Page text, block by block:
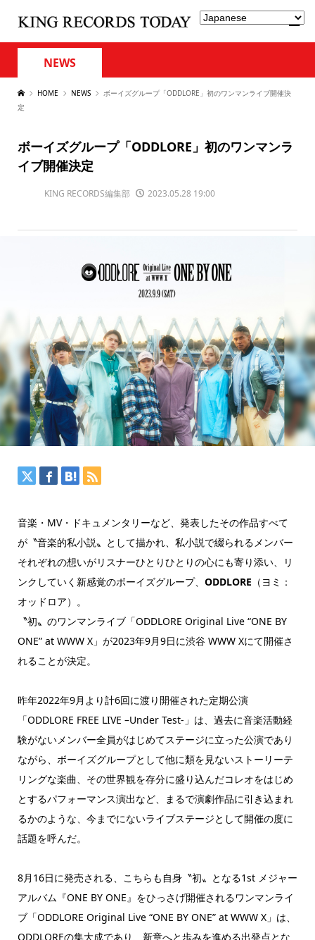
NEWS
HOME NEWS
ボーイズグループ「ODDLORE」初のワンマンライブ開催決
定
ボーイズグループ「ODDLORE」初のワンマンラ
イブ開催決定
KING RECORDS編集部 2023.05.28 19:00
音楽・MV・ドキュメンタリーなど、発表したその作品すべて
が〝音楽的私小説〟として描かれ、私小説で綴られるメンバー
それぞれの想いがリスナーひとりひとりの心にも寄り添い、リ
ンクしていく新感覚のボーイズグループ、 ODDLORE （ヨミ：
オッドロア）。
〝初〟のワンマンライブ「ODDLORE Original Live “ONE BY
ONE” at WWW X」が2023年9月9日に渋谷 WWW Xにて開催さ
れることが決定。
昨年2022年9月より計6回に渡り開催された定期公演
「ODDLORE FREE LIVE –Under Test-」は、過去に音楽活動経
験がないメンバー全員がはじめてステージに立った公演であり
ながら、ボーイズグループとして他に類を見ないストーリーテ
リングな楽曲、その世界観を存分に盛り込んだコレオをはじめ
とするパフォーマンス演出など、まるで演劇作品に引き込まれ
るかのような、今までにないライブステージとして開催の度に
話題を呼んだ。
8月16日に発売される、こちらも自身〝初〟となる1st メジャー
アルバム『ONE BY ONE』をひっさげ開催されるワンマンライ
ブ「ODDLORE Original Live “ONE BY ONE” at WWW X」は、
ODDLOREの集大成であり、新章へと歩みを進める出発点とな